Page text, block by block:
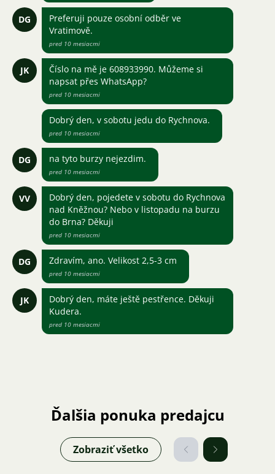
DG
Preferuji pouze osobní odběr ve
Vratimově.
pred 10 mesiacmi
JK
Číslo na mě je 608933990. Můžeme si
napsat přes WhatsApp?
pred 10 mesiacmi
Dobrý den, v sobotu jedu do Rychnova.
pred 10 mesiacmi
DG na tyto burzy nejezdim.
pred 10 mesiacmi
VV
Dobrý den, pojedete v sobotu do Rychnova
nad Kněžnou? Nebo v listopadu na burzu
do Brna? Děkuji
pred 10 mesiacmi
DG Zdravím, ano. Velikost 2,5-3 cm
pred 10 mesiacmi
JK
Dobrý den, máte ještě pestřence. Děkuji
Kudera.
pred 10 mesiacmi
Ďalšia ponuka predajcu
Zobraziť všetko